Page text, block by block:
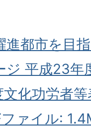
進都市を目
ジ 平成23年
化功労者
ァイル: